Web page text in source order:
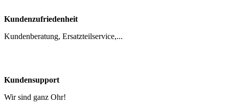
Wir sind ganz Ohr!
Servisní linka